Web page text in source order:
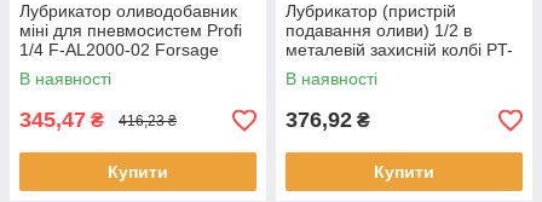
Лубрикатор оливодобавник
міні для пневмосистем Profi
1/4 F-AL2000-02 Forsage
В наявності
345,47 ₴ 416,23 ₴
Купити
Лубрикатор (пристрій
подавання оливи) 1/2 в
металевій захисній колбі PT-
1421 Intertool
В наявності
376,92 ₴
Купити